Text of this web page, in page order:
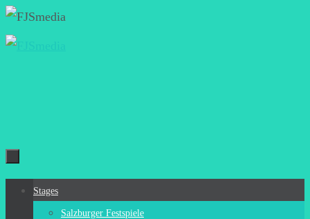
Zum
Inhalt
Zum
Stages
Salzburger Festspiele